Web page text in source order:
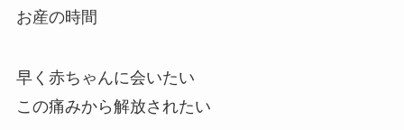
お産の時間
早く赤ちゃんに会いたい
この痛みから解放されたい